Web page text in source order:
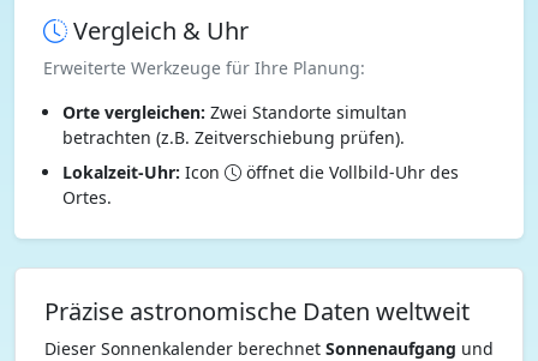
Vergleich & Uhr
Erweiterte Werkzeuge für Ihre Planung:
Orte vergleichen: Zwei Standorte simultan
betrachten (z.B. Zeitverschiebung prüfen).
Lokalzeit-Uhr: Icon
öffnet die Vollbild-Uhr des
Ortes.
Präzise astronomische Daten weltweit
Dieser Sonnenkalender berechnet Sonnenaufgang und